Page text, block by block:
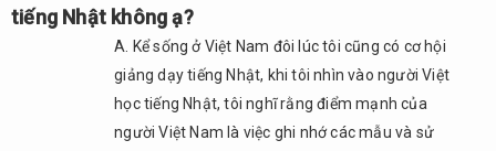
điều
tiếng Nhật không ạ?
A. Kể sống ở Việt Nam đôi lúc tôi cũng có cơ hội
giảng dạy tiếng Nhật, khi tôi nhìn vào người Việt
học tiếng Nhật, tôi nghĩ rằng điểm mạnh của
người Việt Nam là việc ghi nhớ các mẫu và sử